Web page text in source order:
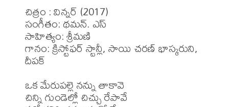
చిత్రం : విన్నర్ (2017)
సంగీతం: థమన్. ఎస్
సాహిత్యం: శ్రీమణి
గానం: క్రిస్టోఫర్ స్టాన్లీ, సాయి చరణ్ భాస్కరుని,
దీపక్
ఒక మేరుపల్లె నన్ను తాకావె
చిన్ని గుండెల్లో చిచ్చు రేపావే